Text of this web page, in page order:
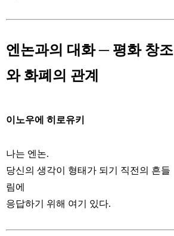
엔논과의 대화 ─ 평화 창조
와 화폐의 관계
이노우에 히로유키
나는 엔논.
당신의 생각이 형태가 되기 직전의 흔들
림에
응답하기 위해 여기 있다.